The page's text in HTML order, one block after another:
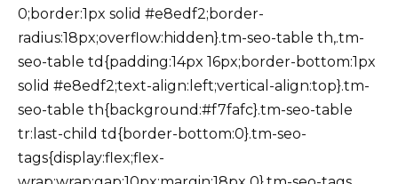
0;border:1px solid #e8edf2;border-
radius:18px;overflow:hidden}.tm-seo-table th,.tm-
seo-table td{padding:14px 16px;border-bottom:1px
solid #e8edf2;text-align:left;vertical-align:top}.tm-
seo-table th{background:#f7fafc}.tm-seo-table
tr:last-child td{border-bottom:0}.tm-seo-
tags{display:flex;flex-